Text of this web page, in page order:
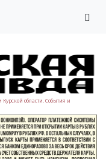
Курской области. События и